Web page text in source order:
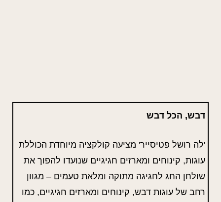
דבש, הכל דבש
'לה רושל פטיסייר' מציעה קולקציה מיוחדת הכוללת
עוגות, קינוחים ומארזים חגיגיים שנועדו להפוך את
שולחן החג לחגיגה מתוקה ומלאת טעמים – מגוון
רחב של עוגות דבש, קינוחים ומארזים חגיגיים, כמו